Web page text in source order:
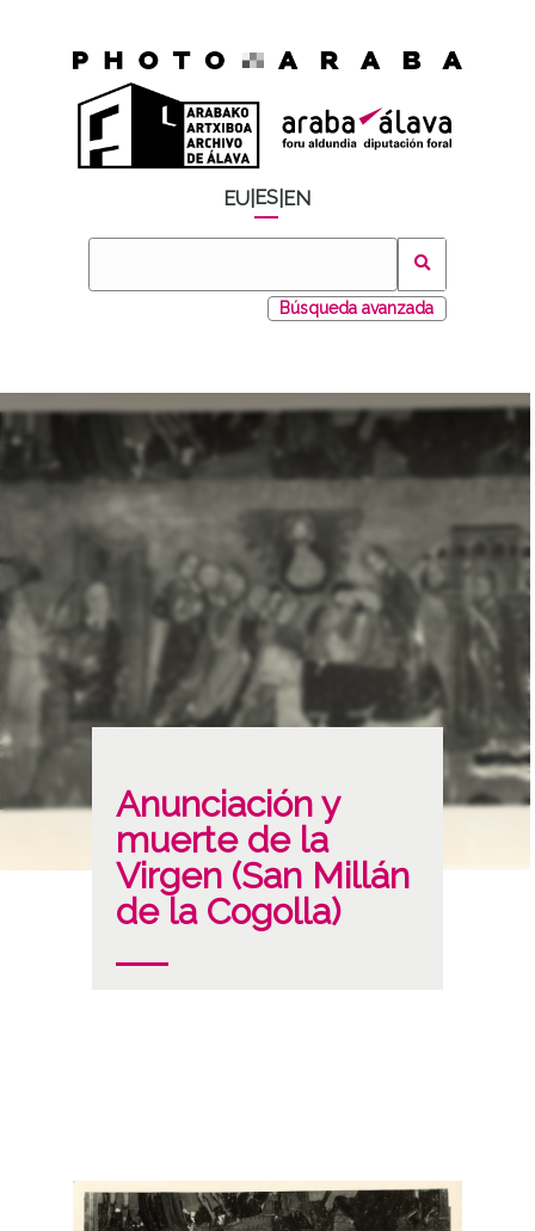
EU ES EN
Búsqueda avanzada
Anunciación y
muerte de la
Virgen (San Millán
de la Cogolla)